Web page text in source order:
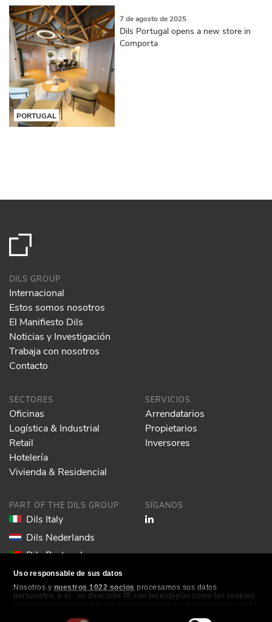
Uso responsable de sus datos
Nosotros y nuestros 1022 socios procesamos sus datos
personales, p.ej., su dirección IP, con tecnologías como las cookies
PORTUGAL
7 de agosto de 2025
Dils Portugal opens a new store in
Comporta
DILS GROUP
Internacional
Estos somos nosotros
El Manifiesto Dils
Noticias y Investigación
Trabaja con nosotros
Contacto
SECTORES
Oficinas
Logística & Industrial
Retail
Hotelería
Vivienda & Residencial
SERVICIOS
Arrendatarios
Propietarios
Inversores
PART OF THE DILS GROUP
Dils Italy
Dils Nederlands
Dils Portugal
Dils Spain
Dils Lucas Fox
SÍGANOS